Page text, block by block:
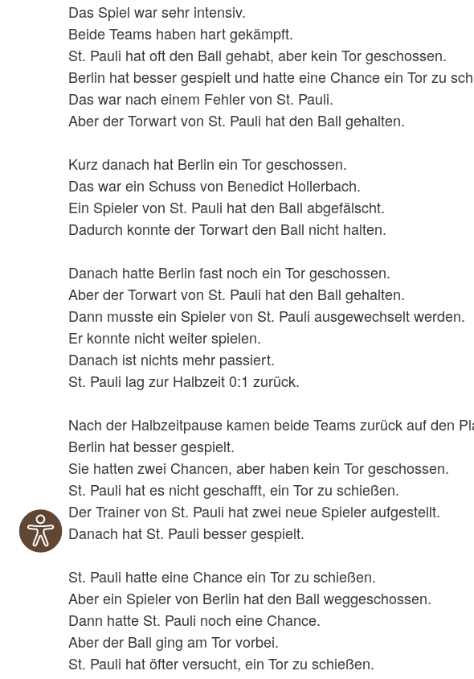
Das Spiel war sehr intensiv.
Beide Teams haben hart gekämpft.
St. Pauli hat oft den Ball gehabt, aber kein Tor geschossen.
Berlin hat besser gespielt und hatte eine Chance ein Tor zu
Das war nach einem Fehler von St. Pauli.
Aber der Torwart von St. Pauli hat den Ball gehalten.
Kurz danach hat Berlin ein Tor geschossen.
Das war ein Schuss von Benedict Hollerbach.
Ein Spieler von St. Pauli hat den Ball abgefälscht.
Dadurch konnte der Torwart den Ball nicht halten.
Danach hatte Berlin fast noch ein Tor geschossen.
Aber der Torwart von St. Pauli hat den Ball gehalten.
Dann musste ein Spieler von St. Pauli ausgewechselt werden.
Er konnte nicht weiter spielen.
Danach ist nichts mehr passiert.
St. Pauli lag zur Halbzeit 0:1 zurück.
Nach der Halbzeitpause kamen beide Teams zurück auf den
Berlin hat besser gespielt.
Sie hatten zwei Chancen, aber haben kein Tor geschossen.
St. Pauli hat es nicht geschafft, ein Tor zu schießen.
Der Trainer von St. Pauli hat zwei neue Spieler aufgestellt.
Danach hat St. Pauli besser gespielt.
St. Pauli hatte eine Chance ein Tor zu schießen.
Aber ein Spieler von Berlin hat den Ball weggeschossen.
Dann hatte St. Pauli noch eine Chance.
Aber der Ball ging am Tor vorbei.
St. Pauli hat öfter versucht, ein Tor zu schießen.